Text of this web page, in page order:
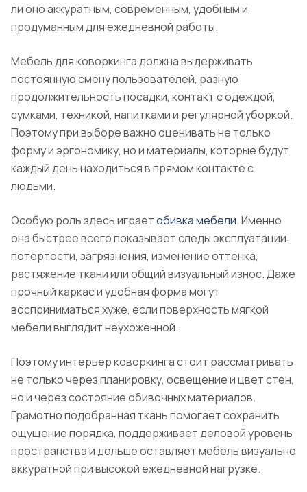
ли оно аккуратным, современным, удобным и
продуманным для ежедневной работы.
Мебель для коворкинга должна выдерживать
постоянную смену пользователей, разную
продолжительность посадки, контакт с одеждой,
сумками, техникой, напитками и регулярной уборкой.
Поэтому при выборе важно оценивать не только
форму и эргономику, но и материалы, которые будут
каждый день находиться в прямом контакте с
людьми.
Особую роль здесь играетобивка мебели. Именно
она быстрее всего показывает следы эксплуатации:
потертости, загрязнения, изменение оттенка,
растяжение ткани или общий визуальный износ. Даже
прочный каркас и удобная форма могут
восприниматься хуже, если поверхность мягкой
мебели выглядит неухоженной.
Поэтому интерьер коворкинга стоит рассматривать
не только через планировку, освещение и цвет стен,
но и через состояние обивочных материалов.
Грамотно подобранная ткань помогает сохранить
ощущение порядка, поддерживает деловой уровень
пространства и дольше оставляет мебель визуально
аккуратной при высокой ежедневной нагрузке.